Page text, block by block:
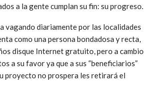
a la gente cumplan su fin: su progreso.
vagando diariamente por las localidades
como una persona bondadosa y recta,
disque Internet gratuito, pero a cambio
a su favor ya que a sus “beneficiarios”
proyecto no prospera les retirará el